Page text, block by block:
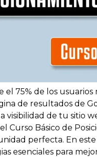
el 75% de los usuarios
de resultados de
visibilidad de tu sitio
Curso Básico de
perfecta. En
esenciales para